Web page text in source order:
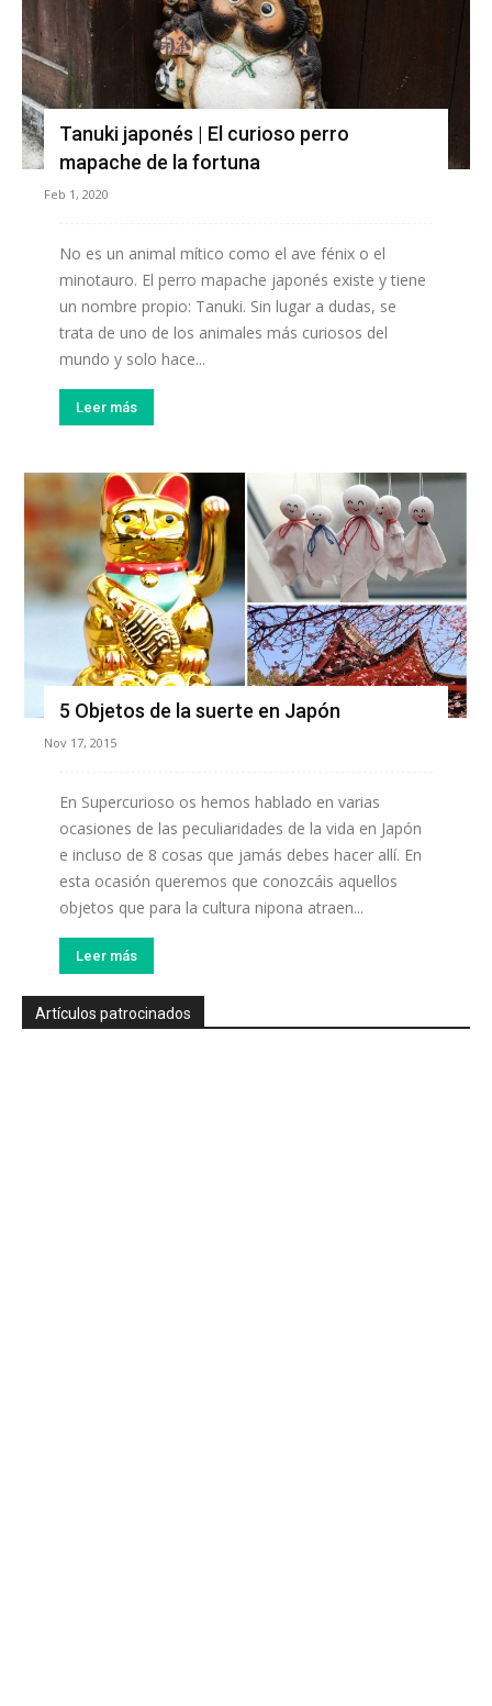
Tanuki japonés | El curioso perro
mapache de la fortuna
Feb 1, 2020
No es un animal mítico como el ave fénix o el
minotauro. El perro mapache japonés existe y tiene
un nombre propio: Tanuki. Sin lugar a dudas, se
trata de uno de los animales más curiosos del
mundo y solo hace...
Leer más
5 Objetos de la suerte en Japón
Nov 17, 2015
En Supercurioso os hemos hablado en varias
ocasiones de las peculiaridades de la vida en Japón
e incluso de 8 cosas que jamás debes hacer allí. En
esta ocasión queremos que conozcáis aquellos
objetos que para la cultura nipona atraen...
Leer más
Artículos patrocinados